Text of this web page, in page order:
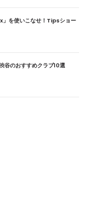
を使いこなせ！Tipsショー
谷のおすすめクラブ10選